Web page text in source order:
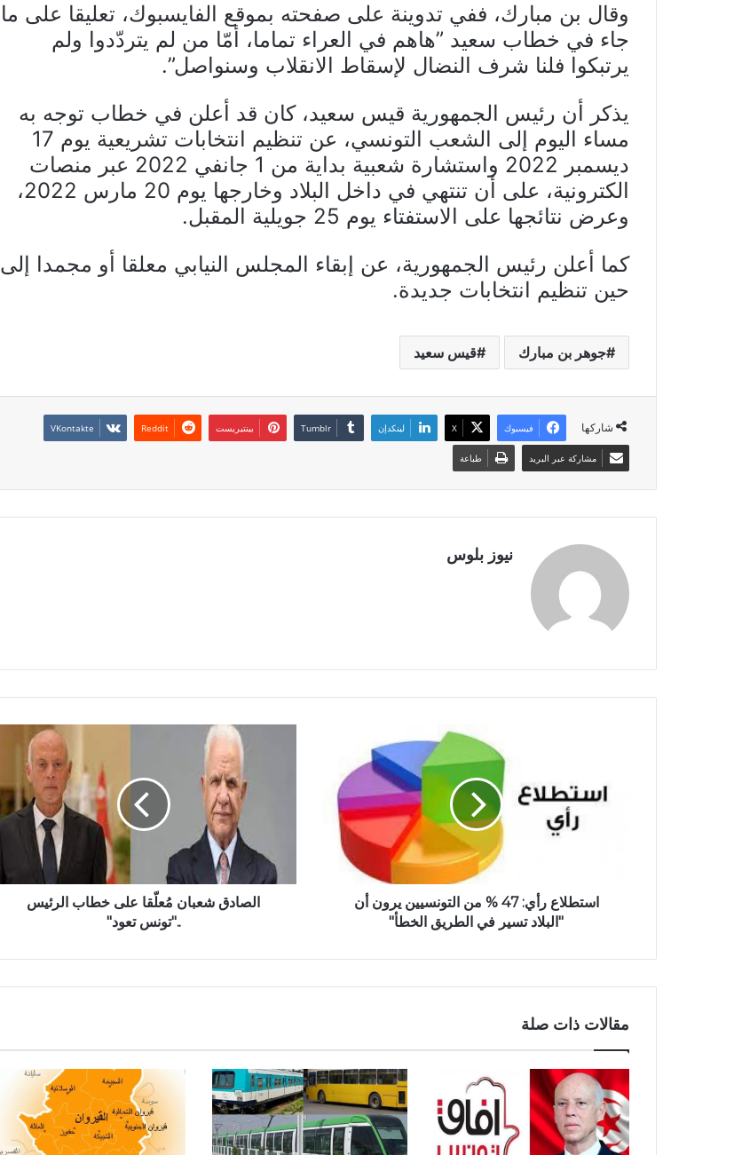
وقال بن مبارك، ففي تدوينة على صفحته بموقع الفايسبوك، تعليقا على ما
جاء في خطاب سعيد ”هاهم في العراء تماما، أمّا من لم يتردّدوا ولم
يرتبكوا فلنا شرف النضال لإسقاط الانقلاب وسنواصل”.
يذكر أن رئيس الجمهورية قيس سعيد، كان قد أعلن في خطاب توجه به
مساء اليوم إلى الشعب التونسي، عن تنظيم انتخابات تشريعية يوم 17
ديسمبر 2022 واستشارة شعبية بداية من 1 جانفي 2022 عبر منصات
الكترونية، على أن تنتهي في داخل البلاد وخارجها يوم 20 مارس 2022،
وعرض نتائجها على الاستفتاء يوم 25 جويلية المقبل.
كما أعلن رئيس الجمهورية، عن إبقاء المجلس النيابي معلقا أو مجمدا إلى
حين تنظيم انتخابات جديدة.
جوهر بن مبارك قيس سعيد
شاركها فيسبوك X لينكدإن بينتيريست
مشاركة عبر البريد طباعة
نيوز بلوس
استطلاع رأي: 47 % من التونسيين يرون أن
"البلاد تسير في الطريق الخطأ"
الصادق شعبان مُعلّقا على خطاب الرئيس
.."تونس تعود"
مقالات ذات صلة